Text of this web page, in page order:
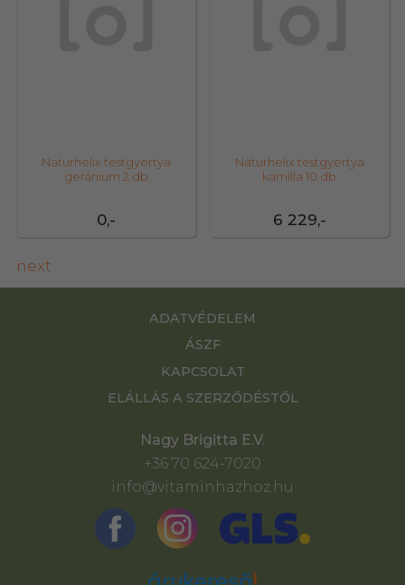
0,-
Naturhelix testgyertya
geránium 2 db
6 229,-
Naturhelix testgyertya
kamilla 10 db
next
ADATVÉDELEM
ÁSZF
KAPCSOLAT
ELÁLLÁS A SZERZŐDÉSTŐL
Nagy Brigitta E.V.
+36 70 624-7020
info@vitaminhazhoz.hu